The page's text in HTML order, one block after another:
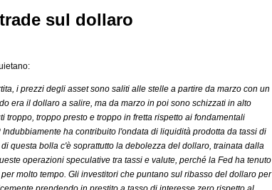
sul dollaro
i prezzi degli asset sono saliti alle stelle a partire da marzo con un
era il dollaro a salire, ma da marzo in poi sono schizzati in alto
troppo presto e troppo in fretta rispetto ai fondamentali
ha contribuito l'ondata di liquidità prodotta da tassi di
questa bolla c'è soprattutto la debolezza del dollaro, trainata dalla
operazioni speculative tra tassi e valute, perché la Fed ha tenuto
molto tempo. Gli investitori che puntano sul ribasso del dollaro per